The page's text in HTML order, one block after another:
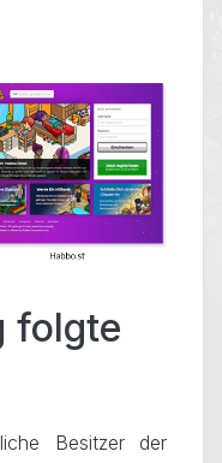
folgte
Besitzer der